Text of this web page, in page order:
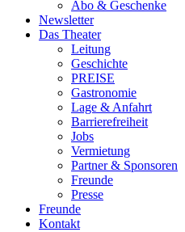
Abo & Geschenke
Newsletter
Das Theater
Leitung
Geschichte
PREISE
Gastronomie
Lage & Anfahrt
Barrierefreiheit
Jobs
Vermietung
Partner & Sponsoren
Freunde
Presse
Freunde
Kontakt